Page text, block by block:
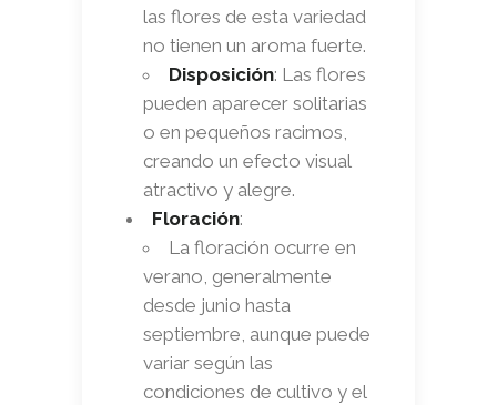
las flores de esta variedad
no tienen un aroma fuerte.
Disposición: Las flores
pueden aparecer solitarias
o en pequeños racimos,
creando un efecto visual
atractivo y alegre.
Floración:
La floración ocurre en
verano, generalmente
desde junio hasta
septiembre, aunque puede
variar según las
condiciones de cultivo y el